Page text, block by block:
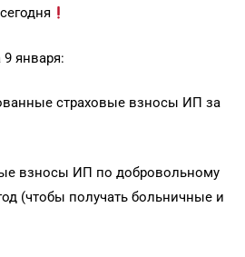
января:
страховые взносы ИП за
взносы ИП по добровольному
(чтобы получать больничные и